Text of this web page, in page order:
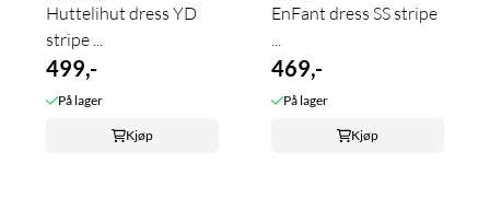
Huttelihut dress YD
stripe ...
499,-
På lager
Kjøp
EnFant dress SS stripe
469,-
På lager
Kjøp